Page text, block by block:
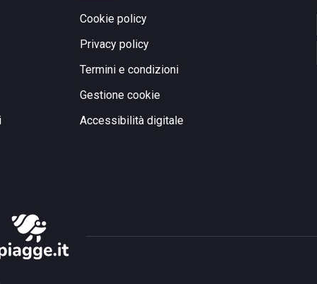
Cookie policy
Privacy policy
Termini e condizioni
Gestione cookie
Accessibilità digitale